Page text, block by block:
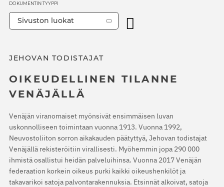
JEHOVAN TODISTAJAT
OIKEUDELLINEN TILANNE
VENÄJÄLLÄ
Venäjän viranomaiset myönsivät ensimmäisen luvan
uskonnolliseen toimintaan vuonna 1913. Vuonna 1992,
Neuvostoliiton sorron aikakauden päätyttyä, Jehovan todistajat
Venäjällä rekisteröitiin virallisesti. Myöhemmin jopa 290 000
ihmistä osallistui heidän palveluihinsa. Vuonna 2017 Venäjän
federaation korkein oikeus purki kaikki oikeushenkilöt ja
takavarikoi satoja palvontarakennuksia. Etsinnät alkoivat, satoja
DOKUMENTIN TYYPPI
Sivuston luokat